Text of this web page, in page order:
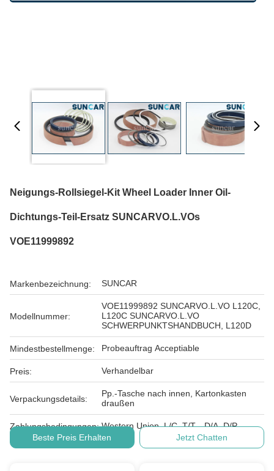
Neigungs-Rollsiegel-Kit Wheel Loader Inner Oil-
Dichtungs-Teil-Ersatz SUNCARVO.L.VOs
VOE11999892
Markenbezeichnung: SUNCAR
Modellnummer:
VOE11999892 SUNCARVO.L.VO L120C,
L120C SUNCARVO.L.VO
SCHWERPUNKTSHANDBUCH, L120D
Mindestbestellmenge: Probeauftrag Acceptiable
Preis: Verhandelbar
Verpackungsdetails:
Pp.-Tasche nach innen, Kartonkasten
draußen
Zahlungsbedingungen: Western Union, L/C, T/T, , D/A, D/P
Beste Preis Erhalten
Jetzt Chatten